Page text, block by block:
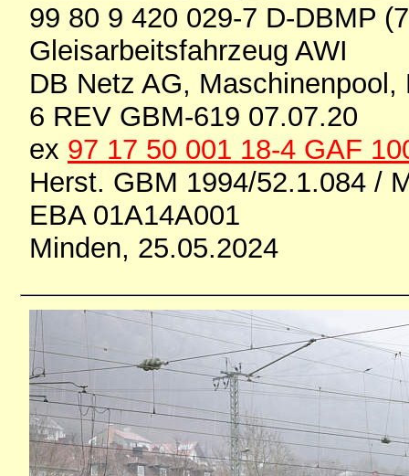
99 80 9 420 029-7 D-DBMP
Gleisarbeitsfahrzeug AWI
DB Netz AG, Maschinenpool,
6 REV GBM-619 07.07.20
ex 97 17 50 001 18-4 GAF
Herst. GBM 1994/52.1.084 /
EBA 01A14A001
Minden, 25.05.2024